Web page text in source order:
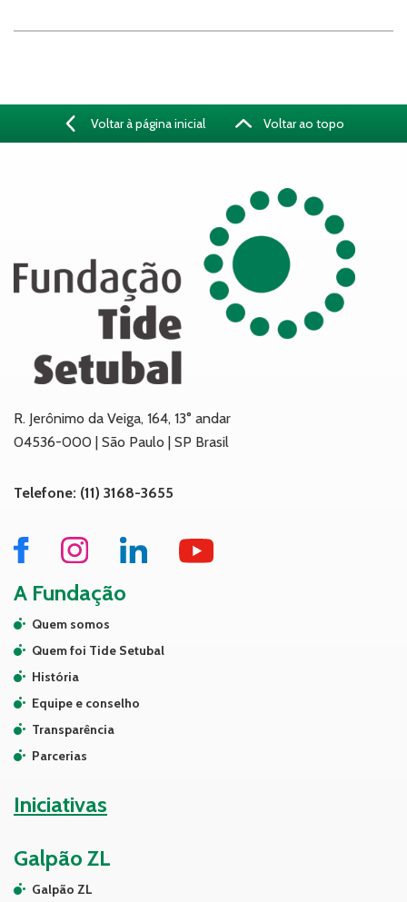
Voltar à página inicial Voltar ao topo
R. Jerônimo da Veiga, 164, 13° andar
04536-000 | São Paulo | SP Brasil
Telefone: (11) 3168-3655
A Fundação
Quem somos
Quem foi Tide Setubal
História
Equipe e conselho
Transparência
Parcerias
Iniciativas
Galpão ZL
Galpão ZL